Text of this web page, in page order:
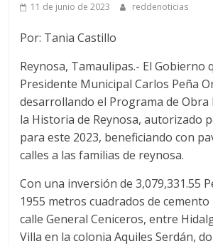
11 de junio de 2023 reddenoticias
Por: Tania Castillo
Reynosa, Tamaulipas.- El Gobierno
Presidente Municipal Carlos Peña
desarrollando el Programa de Obra
la Historia de Reynosa, autorizado
para este 2023, beneficiando con
calles a las familias de reynosa.
Con una inversión de 3,079,331.55
1955 metros cuadrados de
calle General Ceniceros, entre
Villa en la colonia Aquiles Serdán,